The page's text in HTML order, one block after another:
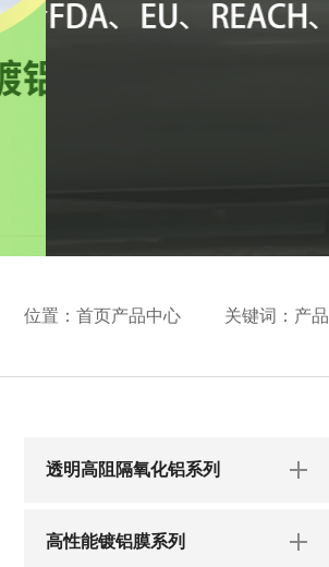
位置： 首页产品中心 关键词： 产品
透明高阻隔氧化铝系列
高性能镀铝膜系列